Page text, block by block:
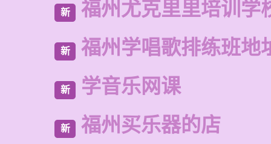
新 福州尤克里里培训学
新 福州学唱歌排练班地
新 学音乐网课
新 福州买乐器的店